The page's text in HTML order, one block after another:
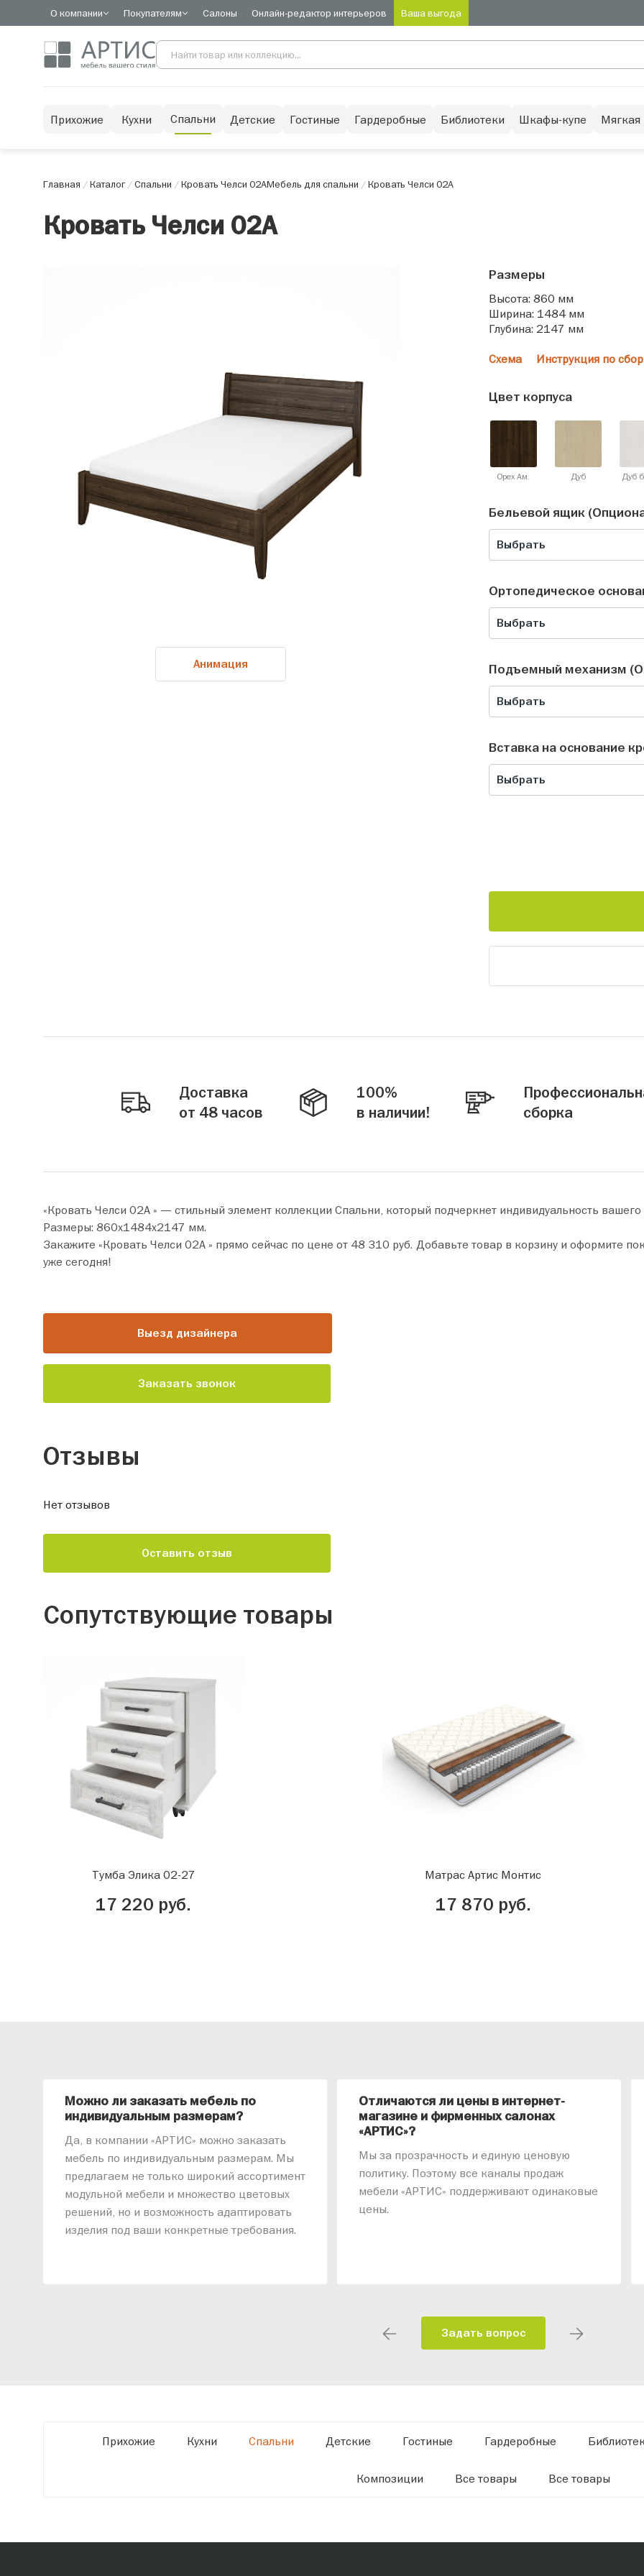
О компании Покупателям Салоны Онлайн-редактор интерьеров Ваша выгода
Прихожие Кухни Спальни Детские Гостиные Гардеробные Библиотеки Шкафы-купе Мягкая
Главная /Каталог/Спальни /Кровать Челси 02АМебель для спальни /Кровать Челси 02А
Кровать Челси 02А
Анимация
Размеры
Высота: 860 мм
Ширина: 1484 мм
Глубина: 2147 мм
Схема Инструкция по
Цвет корпуса
Орех Ам. Дуб Дуб
Бельевой ящик
Выбрать
Ортопедическое
Выбрать
Подъемный механизм
Выбрать
Вставка на основание
Выбрать
Доставка
от 48 часов
100%
в наличии!
сборка
«Кровать Челси 02А » — стильный элемент коллекции Спальни, который подчеркнет индивидуальность вашего
Размеры: 860х1484х2147 мм.
Закажите «Кровать Челси 02А » прямо сейчас по цене от 48 310 руб. Добавьте товар в корзину и оформите покупку всего за пару минут. Сделайте ваш дом уютнее
уже сегодня!
Выезд дизайнера
Заказать звонок
Отзывы
Нет отзывов
Оставить отзыв
Сопутствующие товары
Тумба Элика 02-27
17 220 руб.
Матрас Артис Монтис
17 870 руб.
Можно ли заказать мебель по
индивидуальным размерам?
Да, в компании «АРТИС» можно заказать
мебель по индивидуальным размерам. Мы
предлагаем не только широкий ассортимент
модульной мебели и множество цветовых
решений, но и возможность адаптировать
изделия под ваши конкретные требования.
Отличаются ли цены в интернет-
магазине и фирменных салонах
«АРТИС»?
Мы за прозрачность и единую ценовую
политику. Поэтому все каналы продаж
мебели «АРТИС» поддерживают одинаковые
цены.
Задать вопрос
Прихожие Кухни Спальни Детские Гостиные Гардеробные
Композиции Все товары Все товары